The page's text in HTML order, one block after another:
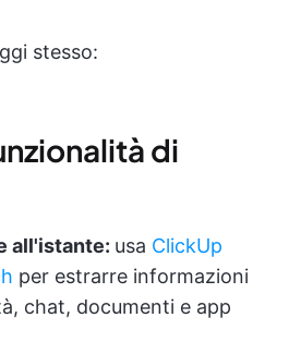
stesso:
di
all'istante: usa ClickUp
per estrarre informazioni
chat, documenti e app